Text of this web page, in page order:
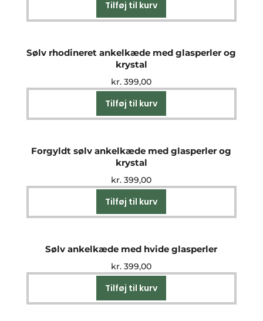
Tilføj til kurv
Sølv rhodineret ankelkæde med glasperler og
krystal
kr. 399,00
Tilføj til kurv
Forgyldt sølv ankelkæde med glasperler og
krystal
kr. 399,00
Tilføj til kurv
Sølv ankelkæde med hvide glasperler
kr. 399,00
Tilføj til kurv